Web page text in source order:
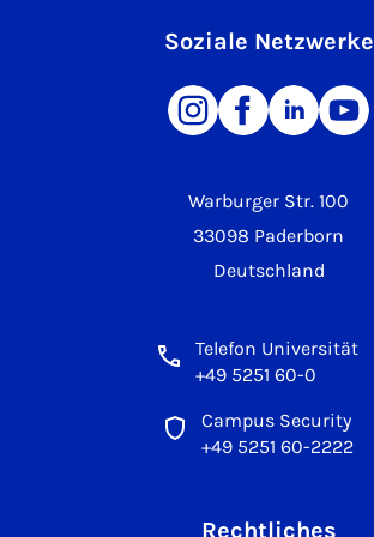
Warburger Str. 100
33098 Paderborn
Deutschland
Telefon Universität
+49 5251 60-0
Campus Security
+49 5251 60-2222
Soziale Netzwerke
Rechtliches